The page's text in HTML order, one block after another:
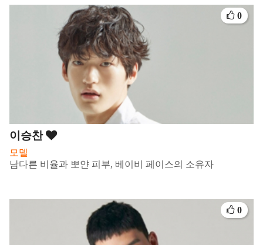
이승찬
모델
남다른 비율과 뽀얀 피부, 베이비 페이스의 소유자
0
0